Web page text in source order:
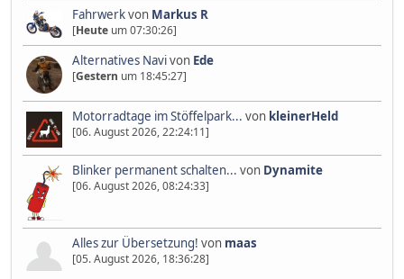
Fahrwerkvon Markus R
[Heute um 07:30:26]
Alternatives Navivon Ede
[Gestern um 18:45:27]
Motorradtage im Stöffelpark... von kleinerHeld
[06. August 2026, 22:24:11]
Blinker permanent schalten... von Dynamite
[06. August 2026, 08:24:33]
Alles zur Übersetzung! von maas
[05. August 2026, 18:36:28]